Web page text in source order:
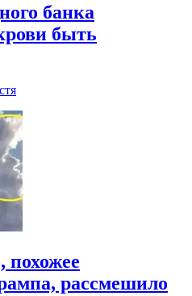
банка
быть
рассмешило